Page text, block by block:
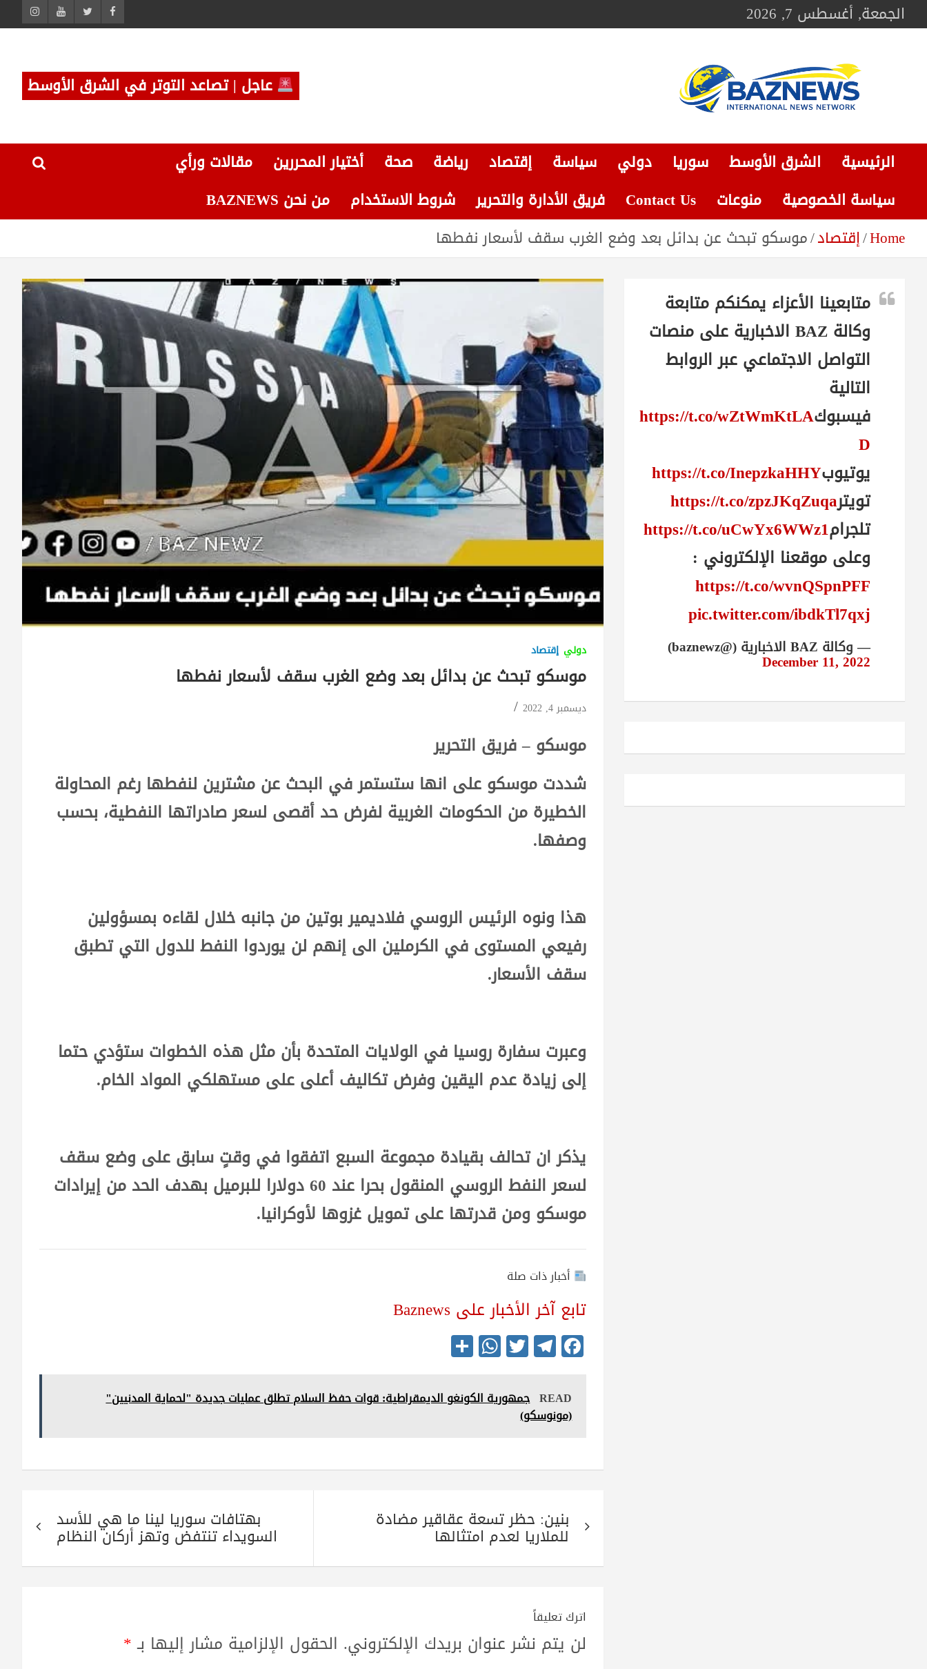
Skip
to الجمعة, أغسطس 7, 2026
شبكة باز الإخبارية
عاجل | تصاعد التوتر في الشرق الأوسط
الرئيسية الشرق الأوسط سوريا دولي سياسة إقتصاد رياضة صحة أختيار المحررين
مقالات ورأي
سياسة الخصوصية
منوعات Contact Us فريق الأدارة والتحرير شروط الاستخدام
من نحن BAZNEWS
Home إقتصاد موسكو تبحث عن بدائل بعد وضع الغرب سقف لأسعار نفطها
دولي إقتصاد
موسكو تبحث عن بدائل بعد وضع الغرب سقف لأسعار نفطها
ديسمبر 4, 2022
موسكو – فريق التحرير
شددت موسكو على انها ستستمر في البحث عن مشترين لنفطها رغم المحاولة
الخطيرة من الحكومات الغربية لفرض حد أقصى لسعر صادراتها النفطية، بحسب
وصفها.
هذا ونوه الرئيس الروسي فلاديمير بوتين من جانبه خلال لقاءه بمسؤولين
رفيعي المستوى في الكرملين الى إنهم لن يوردوا النفط للدول التي تطبق
سقف الأسعار.
وعبرت سفارة روسيا في الولايات المتحدة بأن مثل هذه الخطوات ستؤدي حتما
إلى زيادة عدم اليقين وفرض تكاليف أعلى على مستهلكي المواد الخام.
يذكر ان تحالف بقيادة مجموعة السبع اتفقوا في وقتٍ سابق على وضع سقف
لسعر النفط الروسي المنقول بحرا عند 60 دولارا للبرميل بهدف الحد من إيرادات
موسكو ومن قدرتها على تمويل غزوها لأوكرانيا.
أخبار ذات صلة
تابع آخر الأخبار على Baznews
Fa
ce
bo
ok
Te
le
gr
a
m
T
wi
tte
r
W
ha
ts
A
S
ha
re READ جمهورية الكونغو الديمقراطية: قوات حفظ السلام تطلق عمليات جديدة "لحماية المدنيين"
(مونوسكو)
المقالاتبنين: حظر تسعة عقاقير مضادة
للملاريا لعدم امتثالها
بهتافات سوريا لينا ما هي للأسد
السويداء تنتفض وتهز أركان النظام
اترك تعليقاً
لن يتم نشر عنوان بريدك الإلكتروني. الحقول الإلزامية مشار إليها بـ*
متابعينا الأعزاء يمكنكم متابعة
وكالة BAZ الاخبارية على منصات
التواصل الاجتماعي عبر الروابط
التالية
فيسبوكhttps://t.co/wZtWmKtLA
D
يوتيوبhttps://t.co/InepzkaHHY
تويترhttps://t.co/zpzJKqZuqa
تلجرامhttps://t.co/uCwYx6WWz1
وعلى موقعنا الإلكتروني :
https://t.co/wvnQSpnPFF
pic.twitter.com/ibdkTl7qxj
— وكالة BAZ الاخبارية (@baznewz)
December 11, 2022